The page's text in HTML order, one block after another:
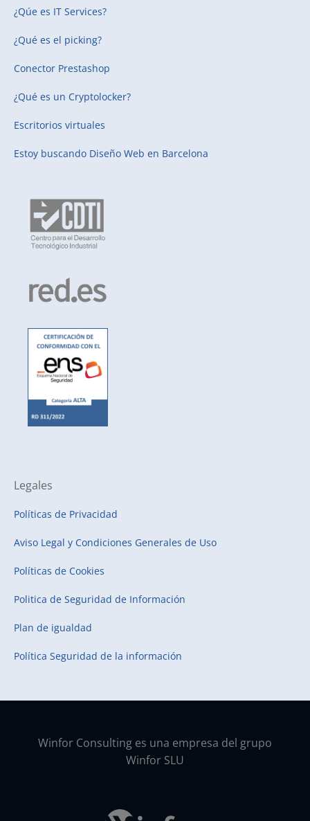
¿Qúe es IT Services?
¿Qué es el picking?
Conector Prestashop
¿Qué es un Cryptolocker?
Escritorios virtuales
Estoy buscando Diseño Web en Barcelona
Legales
Políticas de Privacidad
Aviso Legal y Condiciones Generales de Uso
Políticas de Cookies
Politica de Seguridad de Información
Plan de igualdad
Política Seguridad de la información
Winfor Consulting es una empresa del grupo
Winfor SLU